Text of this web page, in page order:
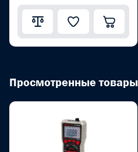
Просмотренные товары